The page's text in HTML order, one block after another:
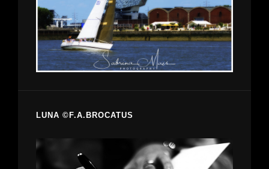
LUNA ©F.A.BROCATUS